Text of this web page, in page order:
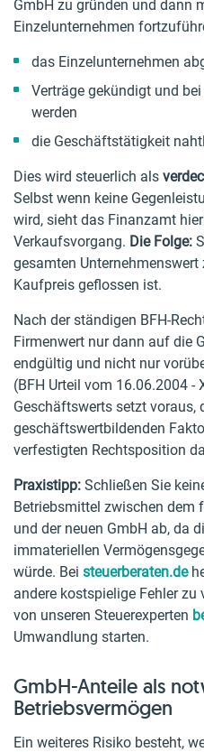
GmbH zu gründen und dann
Einzelunternehmen
das Einzelunternehmen
Verträge gekündigt und
werden
die Geschäftstätigkeit
Dies wird steuerlich als
Selbst wenn keine
wird, sieht das Finanzamt
Verkaufsvorgang. Die Folge:
gesamten
Kaufpreis geflossen ist.
Nach der ständigen BFH-
Firmenwert nur dann auf die
endgültig und nicht nur
(BFH Urteil vom 16.06.2004 -
Geschäftswerts setzt voraus,
geschäftswertbildenden
verfestigten Rechtsposition
Praxistipp: Schließen Sie
Betriebsmittel zwischen dem
und der neuen GmbH ab, da
immateriellen
würde. Bei steuerberaten.de
andere kostspielige Fehler zu
von unseren Steuerexperten
Umwandlung starten.
GmbH-Anteile als
Betriebsvermögen
Ein weiteres Risiko besteht,